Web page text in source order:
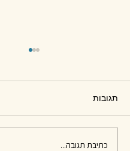
תגובות
כתיבת תגובה...